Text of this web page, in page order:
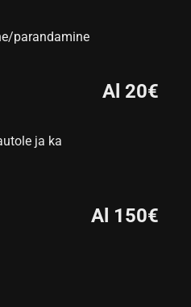
parandamine
ja ka
Al 20€
Al 150€